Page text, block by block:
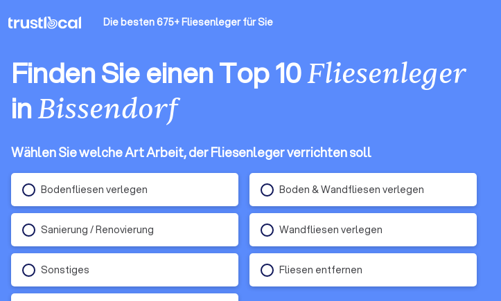
Die besten 675+ Fliesenleger für Sie
Finden Sie einen Top 10Fliesenleger
inBissendorf
Wählen Sie welche Art Arbeit, der Fliesenleger verrichten soll
Bodenfliesen verlegen Boden & Wandfliesen verlegen
Sanierung / Renovierung Wandfliesen verlegen
Sonstiges Fliesen entfernen